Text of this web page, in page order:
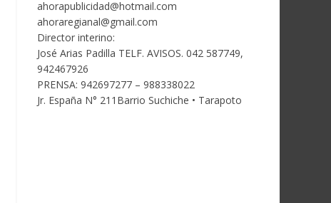
ahorapublicidad@hotmail.com
ahoraregianal@gmail.com
Director interino:
José Arias Padilla TELF. AVISOS. 042 587749,
942467926
PRENSA: 942697277 – 988338022
Jr. España N° 211Barrio Suchiche • Tarapoto